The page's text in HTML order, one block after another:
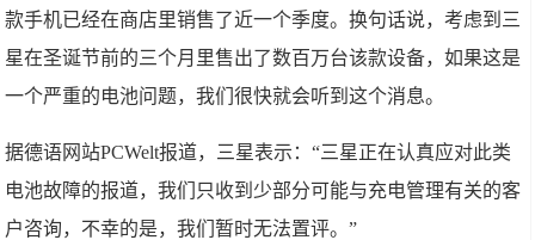
款手机已经在商店里销售了近一个季度。换句话说，考虑到三
星在圣诞节前的三个月里售出了数百万台该款设备，如果这是
一个严重的电池问题，我们很快就会听到这个消息。
据德语网站PCWelt报道，三星表示：“三星正在认真应对此类
电池故障的报道，我们只收到少部分可能与充电管理有关的客
户咨询，不幸的是，我们暂时无法置评。”